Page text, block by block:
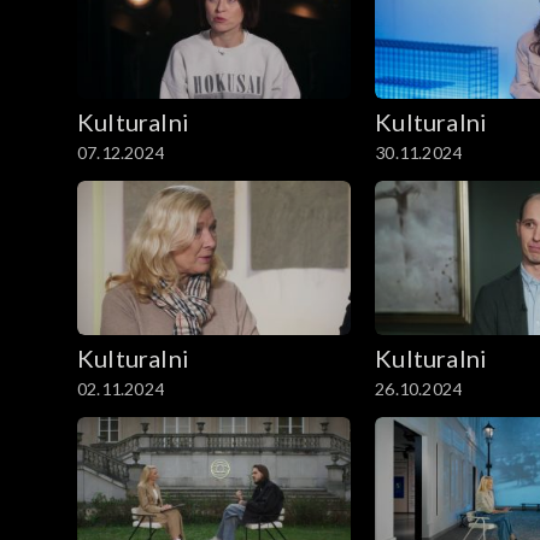
Kulturalni
07.12.2024
Kulturalni
30.11.2024
Kulturalni
02.11.2024
Kulturalni
26.10.2024